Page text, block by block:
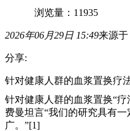
浏览量：11935
2026年06月29日 15:49来源
分享:
针对健康人群的血浆置换疗
针对健康人群的血浆置换“
费曼坦言“我们的研究具有
广。”[1]